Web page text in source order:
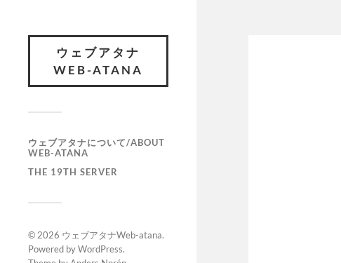
ウェブアタナ
WEB-ATANA
ウェブアタナについて/ABOUT
WEB-ATANA
THE 19TH SERVER
© 2026 ウェブアタナWeb-atana.
Powered byWordPress.